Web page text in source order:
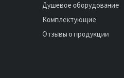
Душевое оборудование
Комплектующие
Отзывы о продукции